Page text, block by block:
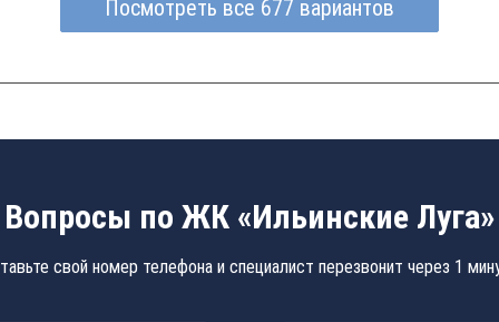
Посмотреть все 677 вариантов
Вопросы по ЖК «Ильинские Луга»
свой номер телефона и специалист перезвонит через 1